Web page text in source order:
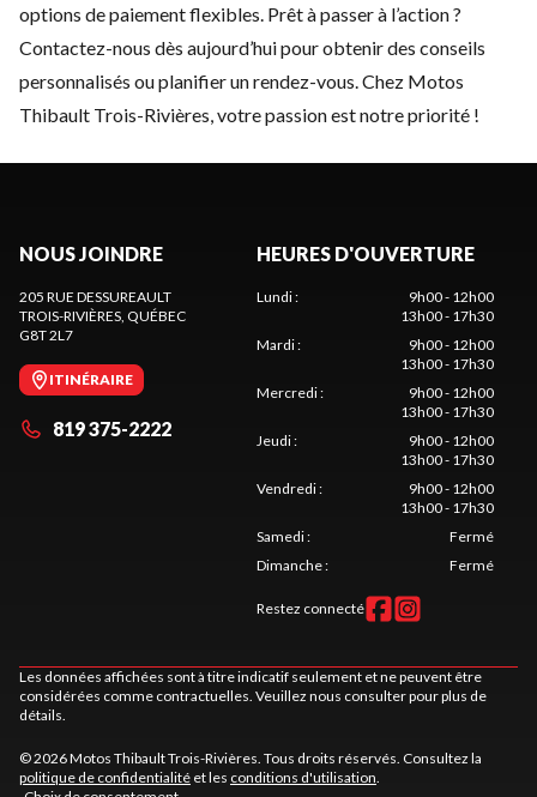
options de paiement flexibles. Prêt à passer à l’action ?
Contactez-nous dès aujourd’hui pour obtenir des conseils
personnalisés ou planifier un rendez-vous. Chez Motos
Thibault Trois-Rivières, votre passion est notre priorité !
NOUS JOINDRE
205 RUE DESSUREAULT
TROIS-RIVIÈRES , QUÉBEC
G8T 2L7
ITINÉRAIRE
819 375-2222
HEURES D'OUVERTURE
Lundi:
9h00 - 12h00
13h00 - 17h30
Mardi:
9h00 - 12h00
13h00 - 17h30
Mercredi:
9h00 - 12h00
13h00 - 17h30
Jeudi:
9h00 - 12h00
13h00 - 17h30
Vendredi:
9h00 - 12h00
13h00 - 17h30
Samedi:
Fermé
Dimanche: Fermé
Restez connecté
Les données affichées sont à titre indicatif seulement et ne peuvent être
considérées comme contractuelles. Veuillez nous consulter pour plus de
détails.
© 2026 Motos Thibault Trois-Rivières. Tous droits réservés. Consultez la
politique de confidentialité et les conditions d'utilisation